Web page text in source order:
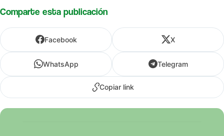
Comparte esta publicación
Facebook X
WhatsApp Telegram
Copiar link